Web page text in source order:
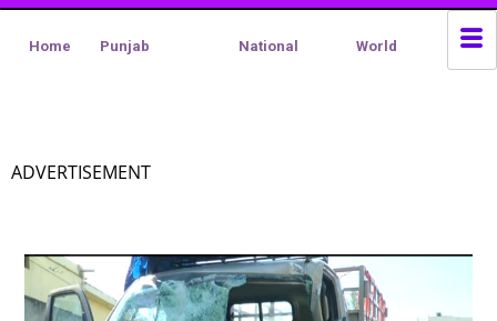
Home Punjab National World
ADVERTISEMENT